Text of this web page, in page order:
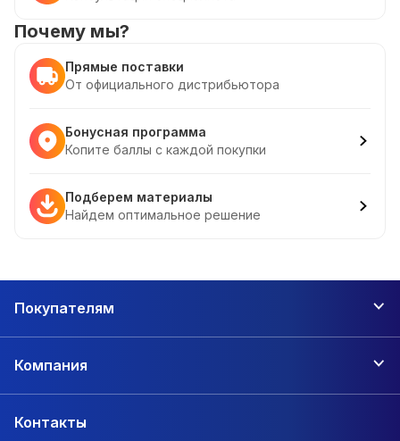
Почему мы?
Прямые поставки
От официального дистрибьютора
Бонусная программа
Копите баллы с каждой покупки
Подберем материалы
Найдем оптимальное решение
Покупателям
Компания
Контакты